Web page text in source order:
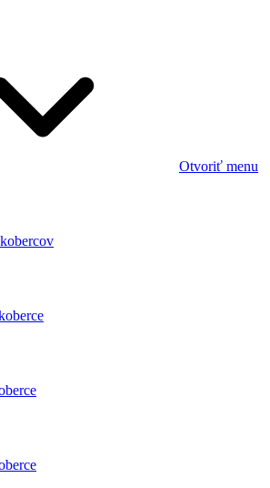
Otvoriť menu